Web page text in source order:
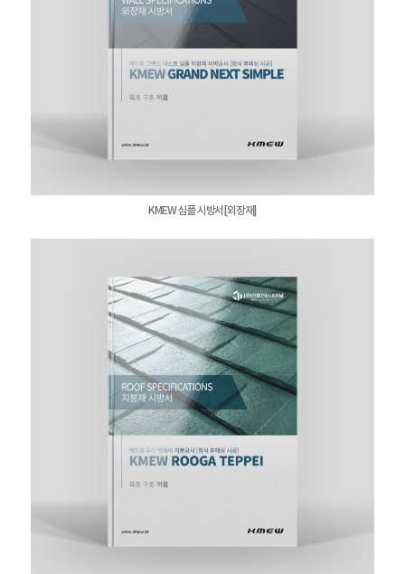
KMEW 심플 시방서[외장재]